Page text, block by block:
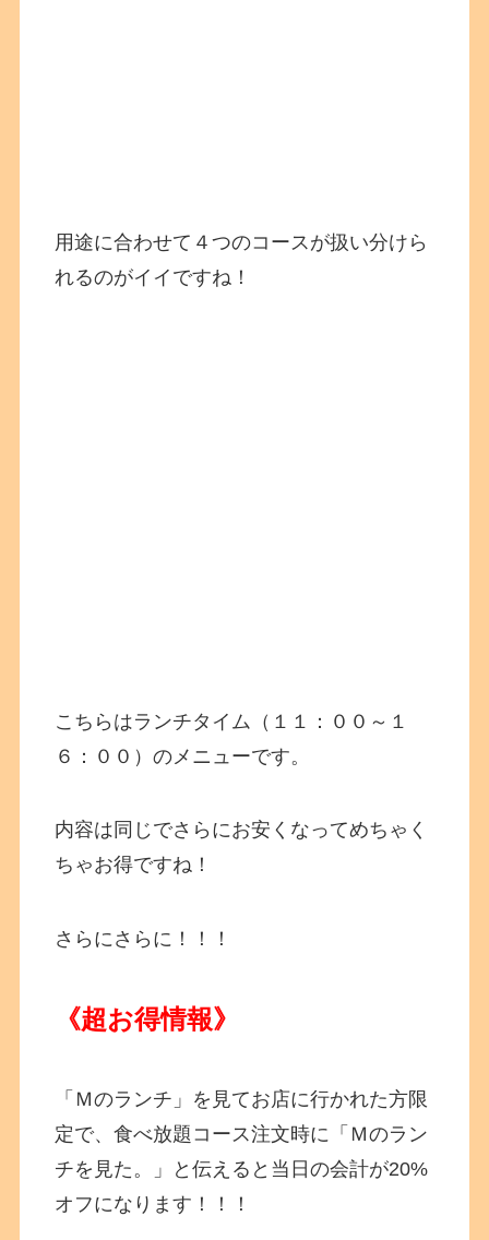
用途に合わせて４つのコースが扱い分けら
れるのがイイですね！
こちらはランチタイム（１１：００～１
６：００）のメニューです。
内容は同じでさらにお安くなってめちゃく
ちゃお得ですね！
さらにさらに！！！
《超お得情報》
「Ｍのランチ」を見てお店に行かれた方限
定で、食べ放題コース注文時に「Ｍのラン
チを見た。」と伝えると当日の会計が20%
オフになります！！！